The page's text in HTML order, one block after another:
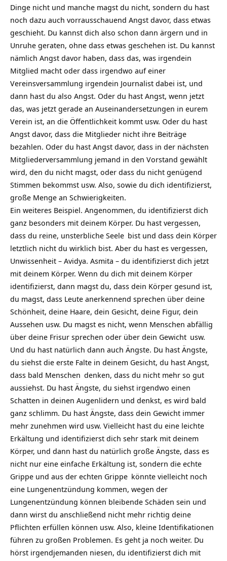
Dinge nicht und manche magst du nicht, sondern du hast
noch dazu auch vorrausschauend Angst davor, dass etwas
geschieht. Du kannst dich also schon dann ärgern und in
Unruhe geraten, ohne dass etwas geschehen ist. Du kannst
nämlich Angst davor haben, dass das, was irgendein
Mitglied macht oder dass irgendwo auf einer
Vereinsversammlung irgendein Journalist dabei ist, und
dann hast du also Angst. Oder du hast Angst, wenn jetzt
das, was jetzt gerade an Auseinandersetzungen in eurem
Verein ist, an die Öffentlichkeit kommt usw. Oder du hast
Angst davor, dass die Mitglieder nicht ihre Beiträge
bezahlen. Oder du hast Angst davor, dass in der nächsten
Mitgliederversammlung jemand in den Vorstand gewählt
wird, den du nicht magst, oder dass du nicht genügend
Stimmen bekommst usw. Also, sowie du dich identifizierst,
große Menge an Schwierigkeiten.
Ein weiteres Beispiel. Angenommen, du identifizierst dich
ganz besonders mit deinem Körper. Du hast vergessen,
dass du reine, unsterbliche Seele bist und dass dein Körper
letztlich nicht du wirklich bist. Aber du hast es vergessen,
Unwissenheit – Avidya. Asmita – du identifizierst dich jetzt
mit deinem Körper. Wenn du dich mit deinem Körper
identifizierst, dann magst du, dass dein Körper gesund ist,
du magst, dass Leute anerkennend sprechen über deine
Schönheit, deine Haare, dein Gesicht, deine Figur, dein
Aussehen usw. Du magst es nicht, wenn Menschen abfällig
über deine Frisur sprechen oder über dein Gewicht usw.
Und du hast natürlich dann auch Ängste. Du hast Ängste,
du siehst die erste Falte in deinem Gesicht, du hast Angst,
dass bald Menschen denken, dass du nicht mehr so gut
aussiehst. Du hast Ängste, du siehst irgendwo einen
Schatten in deinen Augenlidern und denkst, es wird bald
ganz schlimm. Du hast Ängste, dass dein Gewicht immer
mehr zunehmen wird usw. Vielleicht hast du eine leichte
Erkältung und identifizierst dich sehr stark mit deinem
Körper, und dann hast du natürlich große Ängste, dass es
nicht nur eine einfache Erkältung ist, sondern die echte
Grippe und aus der echten Grippe könnte vielleicht noch
eine Lungenentzündung kommen, wegen der
Lungenentzündung können bleibende Schäden sein und
dann wirst du anschließend nicht mehr richtig deine
Pflichten erfüllen können usw. Also, kleine Identifikationen
führen zu großen Problemen. Es geht ja noch weiter. Du
hörst irgendjemanden niesen, du identifizierst dich mit